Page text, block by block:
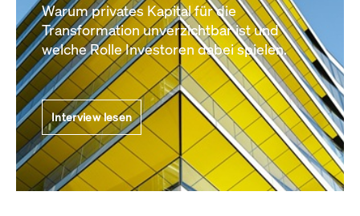
Warum privates Kapital für die
Transformation unverzichtbar ist und
welche Rolle Investoren dabei spielen.
Interview lesen